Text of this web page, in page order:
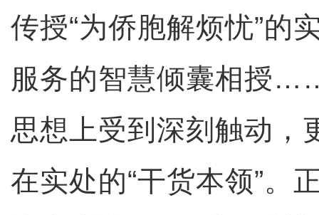
传授“为侨胞解烦忧”的
服务的智慧倾囊相授
思想上受到深刻触动，
在实处的“干货本领”。